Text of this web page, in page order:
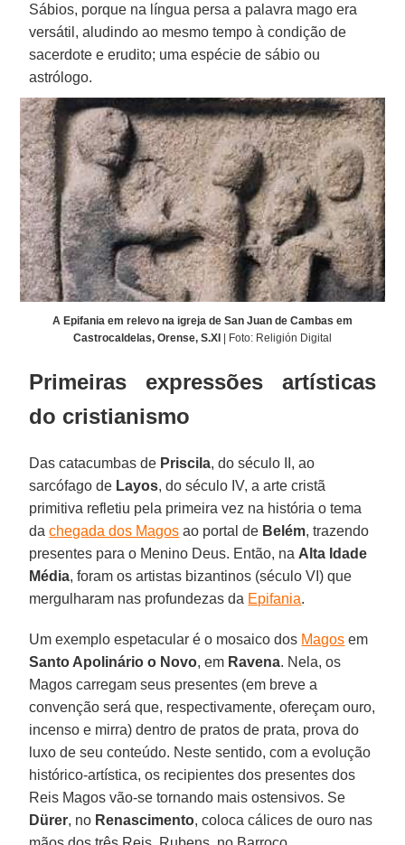
Sábios, porque na língua persa a palavra mago era
versátil, aludindo ao mesmo tempo à condição de
sacerdote e erudito; uma espécie de sábio ou
astrólogo.
A Epifania em relevo na igreja de San Juan de Cambas em
Castrocaldelas, Orense, S.XI
| Foto: Religión Digital
Primeiras expressões artísticas
do cristianismo
Das catacumbas de Priscila, do século II, ao
sarcófago de Layos, do século IV, a arte cristã
primitiva refletiu pela primeira vez na história o tema
dachegada dos Magos ao portal de Belém, trazendo
presentes para o Menino Deus. Então, na Alta Idade
Média, foram os artistas bizantinos (século VI) que
mergulharam nas profundezas da Epifania.
Um exemplo espetacular é o mosaico dos Magos em
Santo Apolinário o Novo, em Ravena. Nela, os
Magos carregam seus presentes (em breve a
convenção será que, respectivamente, ofereçam ouro,
incenso e mirra) dentro de pratos de prata, prova do
luxo de seu conteúdo. Neste sentido, com a evolução
histórico-artística, os recipientes dos presentes dos
Reis Magos vão-se tornando mais ostensivos. Se
Dürer, no Renascimento, coloca cálices de ouro nas